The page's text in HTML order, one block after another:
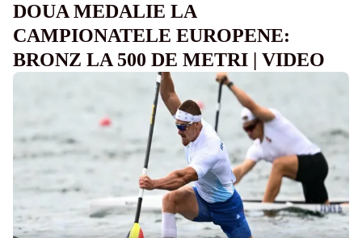
DOUA MEDALIE LA
CAMPIONATELE EUROPENE:
BRONZ LA 500 DE METRI | VIDEO